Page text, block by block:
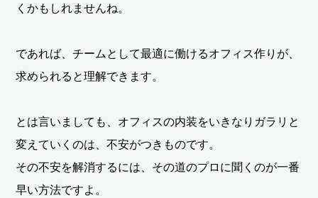
くかもしれませんね。
であれば、チームとして最適に働けるオフィス作りが、
求められると理解できます。
とは言いましても、オフィスの内装をいきなりガラリと
変えていくのは、不安がつきものです。
その不安を解消するには、その道のプロに聞くのが一番
早い方法ですよ。